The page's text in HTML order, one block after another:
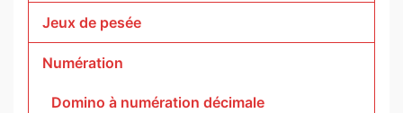
Jeux de pesée
Numération
Domino à numération décimale